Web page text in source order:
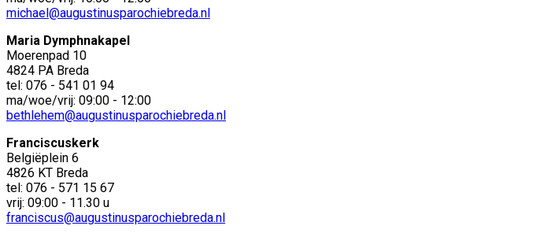
michael@augustinusparochiebreda.nl
Maria Dymphnakapel
Moerenpad 10
4824 PA Breda
tel: 076 - 541 01 94
ma/woe/vrij: 09:00 - 12:00
bethlehem@augustinusparochiebreda.nl
Franciscuskerk
Belgiëplein 6
4826 KT Breda
tel: 076 - 571 15 67
vrij: 09:00 - 11.30 u
franciscus@augustinusparochiebreda.nl